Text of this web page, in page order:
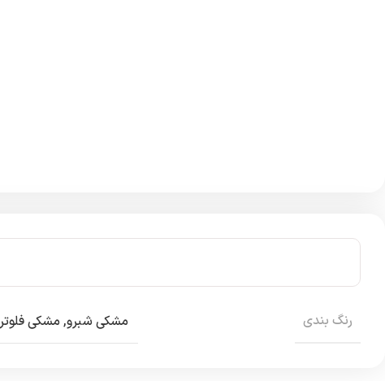
رنگ بندی مشکی شبرو, مشکی فلوتر